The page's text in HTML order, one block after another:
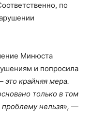
по
Минюста
и попросила
это крайняя мера.
только в том
нельзя», —